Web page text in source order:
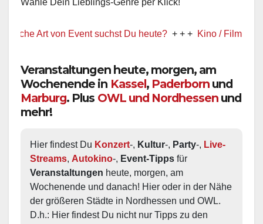
Wähle Dein Lieblings-Genre per Klick!
Art von Event suchst Du heute? + + + Kino / Film + + + Ww
Veranstaltungen heute, morgen, am
Wochenende in Kassel, Paderborn und
Marburg. Plus OWL und Nordhessen und
mehr!
Hier findest Du Konzert-, Kultur-, Party-, Live-
Streams, Autokino-, Event-Tipps
Veranstaltungen heute, morgen, am
Wochenende und danach! Hier oder in der Nähe
der größeren Städte in Nordhessen und OWL.
D.h.: Hier findest Du nicht nur Tipps zu den